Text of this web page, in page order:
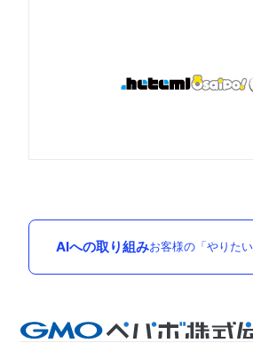
AIへの取り組みお客様の「やりた